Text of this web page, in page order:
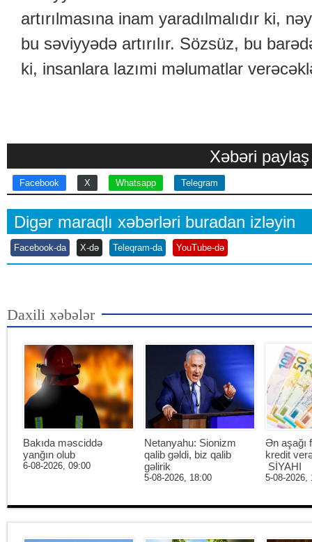
artırılmasına inam yaradılmalıdır ki,
bu səviyyədə artırılır. Sözsüz, bu
ki, insanlara lazımi məlumatlar
Xəbəri paylaş
Facebook X Whatsapp Telegram
Digər maraqlı xəbərləri buradan izləyin
Facebook-da X-də Teleqram-da YouTube-də
Daxili xəbələr
Bakıda məsciddə
yanğın olub
6-08-2026, 09:00
Netanyahu: Sionizm
qalib gəldi, biz qalib
gəlirik
5-08-2026, 18:00
Ən aşağı
kredit
SİYAHI
5-08-2026,